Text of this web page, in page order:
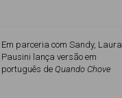
Em parceria com Sandy, Laura
Pausini lança versão em
português de Quando Chove